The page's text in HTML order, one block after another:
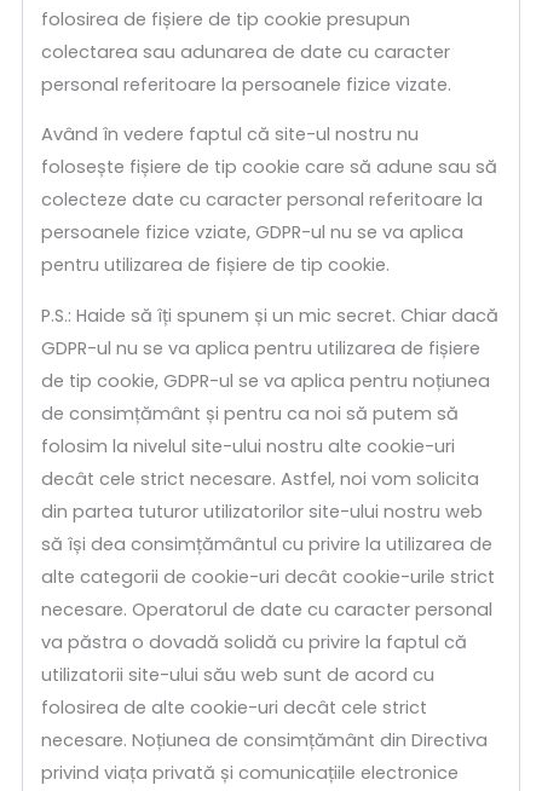
folosirea de fișiere de tip cookie presupun
colectarea sau adunarea de date cu caracter
personal referitoare la persoanele fizice vizate.
Având în vedere faptul că site-ul nostru nu
folosește fișiere de tip cookie care să adune sau să
colecteze date cu caracter personal referitoare la
persoanele fizice vziate, GDPR-ul nu se va aplica
pentru utilizarea de fișiere de tip cookie.
P.S.: Haide să îți spunem și un mic secret. Chiar dacă
GDPR-ul nu se va aplica pentru utilizarea de fișiere
de tip cookie, GDPR-ul se va aplica pentru noțiunea
de consimțământ și pentru ca noi să putem să
folosim la nivelul site-ului nostru alte cookie-uri
decât cele strict necesare. Astfel, noi vom solicita
din partea tuturor utilizatorilor site-ului nostru web
să își dea consimțământul cu privire la utilizarea de
alte categorii de cookie-uri decât cookie-urile strict
necesare. Operatorul de date cu caracter personal
va păstra o dovadă solidă cu privire la faptul că
utilizatorii site-ului său web sunt de acord cu
folosirea de alte cookie-uri decât cele strict
necesare. Noțiunea de consimțământ din Directiva
privind viața privată și comunicațiile electronice